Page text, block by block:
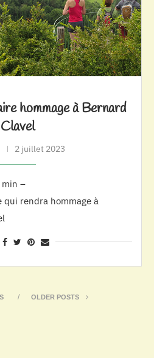
hommage à Bernard
Clavel
2 juillet 2023
–
rendra hommage à
OLDER POSTS